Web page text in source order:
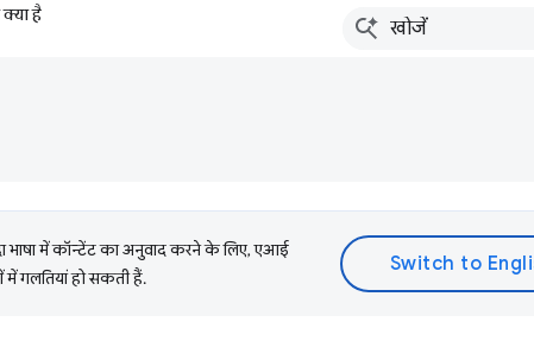
है
में कॉन्टेंट का अनुवाद करने के लिए, एआई
गलतियां हो सकती हैं.